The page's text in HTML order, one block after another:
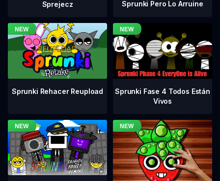
Sprejecz Sprunki Pero Lo Arruine
Sprunki Rehacer Reupload
Sprunki Fase 4 Todos Están
Vivos